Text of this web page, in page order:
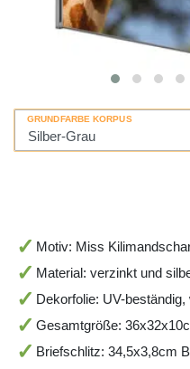
GRUNDFARBE KORPUS
Motiv: Miss
Material: verzinkt und
Dekorfolie: UV-beständig,
Gesamtgröße:
Briefschlitz: 34,5x3,8cm